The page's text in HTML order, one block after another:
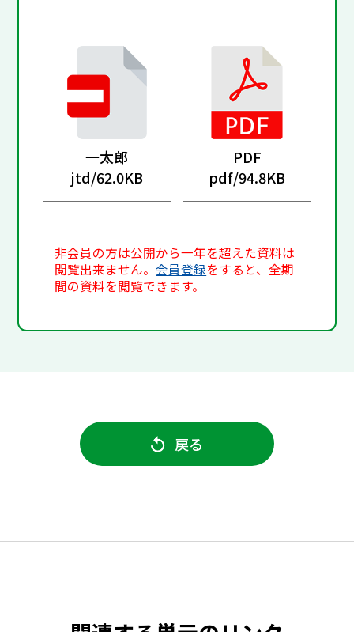
一太郎
jtd/62.0KB
PDF
pdf/94.8KB
非会員の方は公開から一年を超えた資料は
閲覧出来ません。会員登録をすると、全期
間の資料を閲覧できます。
戻る